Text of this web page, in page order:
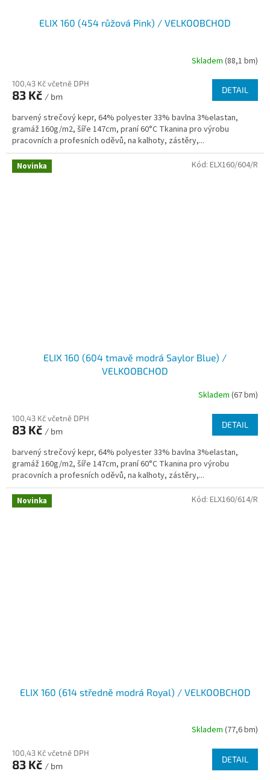
ELIX 160 (454 růžová Pink) / VELKOOBCHOD
Skladem (88,1 bm)
100,43 Kč včetně DPH
83 Kč / bm
DETAIL
barvený strečový kepr, 64% polyester 33% bavlna 3%elastan,
gramáž 160g/m2, šíře 147cm, praní 60°C Tkanina pro výrobu
pracovních a profesních oděvů, na kalhoty, zástěry,...
Novinka
ELIX 160 (604 tmavě modrá Saylor Blue) /
VELKOOBCHOD
Skladem (67 bm)
100,43 Kč včetně DPH
83 Kč / bm
DETAIL
barvený strečový kepr, 64% polyester 33% bavlna 3%elastan,
gramáž 160g/m2, šíře 147cm, praní 60°C Tkanina pro výrobu
pracovních a profesních oděvů, na kalhoty, zástěry,...
Kód: ELX160/604/R
Novinka
ELIX 160 (614 středně modrá Royal) / VELKOOBCHOD
Skladem (77,6 bm)
100,43 Kč včetně DPH
83 Kč / bm
DETAIL
Kód: ELX160/614/R